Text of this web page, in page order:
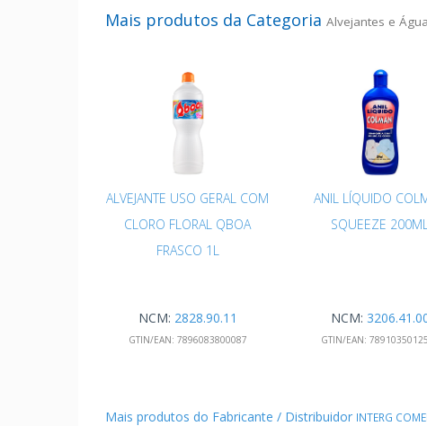
Mais produtos da Categoria Alvejantes e
ALVEJANTE USO GERAL COM
CLORO FLORAL QBOA
FRASCO 1L
NCM: 2828.90.11
GTIN/EAN: 7896083800087
ANIL LÍQUIDO
SQUEEZE
NCM:
GTIN/EAN:
Mais produtos do Fabricante / Distribuidor INTERG